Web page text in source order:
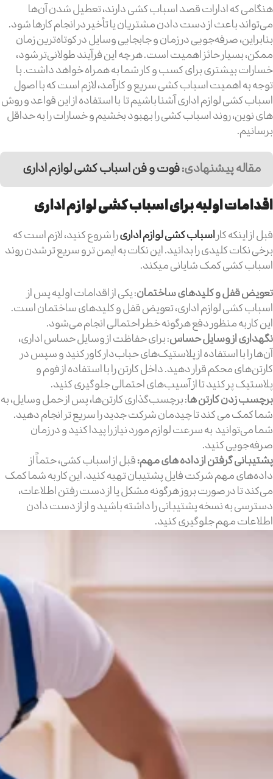
هنگامی که ادارات قصد اسباب کشی دارند، تعطیل شدن آن‌ها
می‌تواند باعث از دست دادن مشتریان یا تأخیر در انجام کارها شود.
بنابراین، صرفه‌جویی در زمان و جابجایی وسایل در کوتاه‌ترین زمان
ممکن، بسیار حائز اهمیت است. هر چه این فرآیند طولانی‌تر شود،
خسارات بیشتری برای کسب و کار شما به همراه خواهد داشت. با
توجه به اهمیت اسباب کشی سریع و کارآمد، لازم است که با اصول
اسباب کشی لوازم اداری آشنا باشیم تا با استفاده از این قواعد و روش
های نوین، روند اسباب کشی را بهبود بخشیم و خسارات را به حداقل
برسانیم.
مقاله پیشنهادی:فوت و فن اسباب کشی لوازم اداری
اقدامات اولیه برای اسباب کشی لوازم اداری
قبل از اینکه کاراسباب کشی لوازم اداریرا شروع کنید، لازم است که
برخی نکات کلیدی را بدانید. این نکات به ایمن تر و سریع تر شدن روند
اسباب کشی کمک شایانی میکند.
تعویض قفل و کلید‌های ساختمان: یکی از اقدامات اولیه پس از
اسباب کشی لوازم اداری، تعویض قفل و کلیدهای ساختمان است.
این کار به منظور دفع هرگونه خطر احتمالی انجام می‌شود.
نگهداری از وسایل حساس: برای حفاظت از وسایل حساس اداری،
آن‌ها را با استفاده از پلاستیک‌های حباب‌دار کاور کنید و سپس در
کارتن‌های محکم قرار دهید. داخل کارتن را با استفاده از فوم و
پلاستیک پر کنید تا از آسیب‌های احتمالی جلوگیری کنید.
برچسب زدن کارتن ها: برچسب‌گذاری کارتن‌ها، پس از حمل وسایل، به
شما کمک می کند تا چیدمان شرکت جدید را سریع تر انجام دهید.
شما می‌توانید به سرعت لوازم مورد نیاز را پیدا کنید و در زمان
صرفه‌جویی کنید.
پشتیبانی گرفتن از داده های مهم:قبل از اسباب کشی، حتماً از
داده‌های مهم شرکت فایل پشتیبان تهیه کنید. این کار به شما کمک
می‌کند تا در صورت بروز هرگونه مشکل یا از دست رفتن اطلاعات،
دسترسی به نسخه پشتیبانی را داشته باشید و از از دست دادن
اطلاعات مهم جلوگیری کنید.